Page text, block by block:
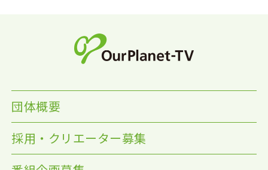
団体概要
採用・クリエーター募集